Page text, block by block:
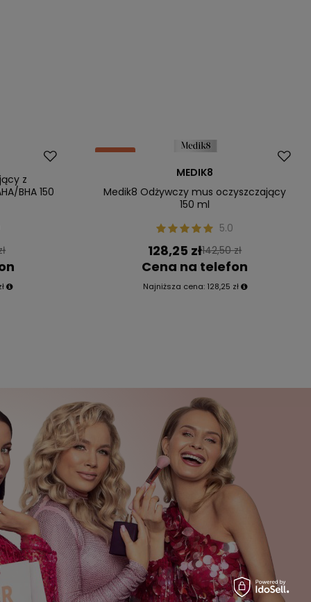
z
BHA 150
Okazja
MEDIK8
Medik8 Odżywczy mus oczyszczający
150 ml
5.0
128,25 zł142,50 zł
Cena na telefon
Najniższa cena: 128,25 zł